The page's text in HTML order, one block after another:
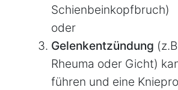
Schienbeinkopfbruch)
oder
Gelenkentzündung
Rheuma oder Gicht)
führen und eine